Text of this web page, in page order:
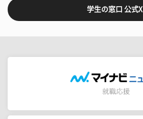
学生の窓口 公式X